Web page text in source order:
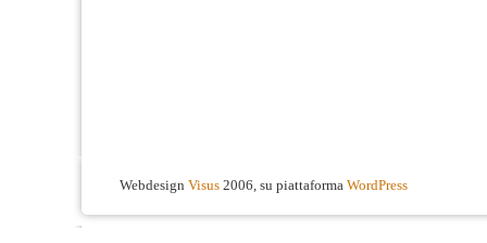
Webdesign Visus 2006, su piattaforma WordPress